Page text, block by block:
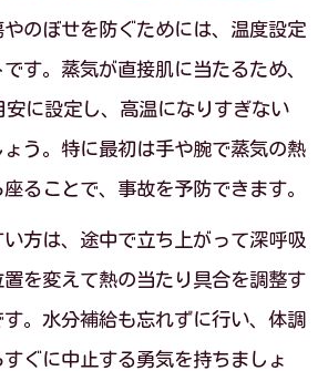
のぼせを防ぐためには、温度設定
す。蒸気が直接肌に当たるため、
安に設定し、高温になりすぎない
う。特に最初は手や腕で蒸気の熱
ることで、事故を予防できます。
方は、途中で立ち上がって深呼吸
を変えて熱の当たり具合を調整す
。水分補給も忘れずに行い、体調
ぐに中止する勇気を持ちましょ